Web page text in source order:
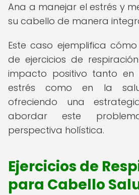
Ana a manejar el estrés y
su cabello de manera
Este caso ejemplifica
de ejercicios de
impacto positivo tanto en
estrés como en la
ofreciendo una
abordar este
perspectiva holística.
Ejercicios de
para Cabello